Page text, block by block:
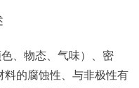
、物态、气味）、密
的腐蚀性、与非极性有